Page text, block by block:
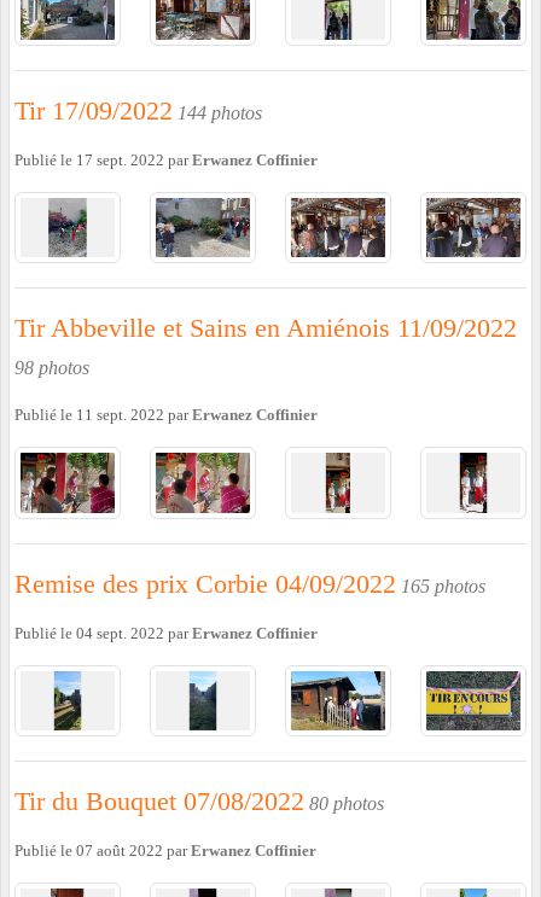
Tir 17/09/2022 144 photos
Publié le 17 sept. 2022 parErwanez Coffinier
Tir Abbeville et Sains en Amiénois 11/09/2022
98 photos
Publié le 11 sept. 2022 parErwanez Coffinier
Remise des prix Corbie 04/09/2022 165 photos
Publié le 04 sept. 2022 parErwanez Coffinier
Tir du Bouquet 07/08/2022 80 photos
Publié le 07 août 2022 parErwanez Coffinier